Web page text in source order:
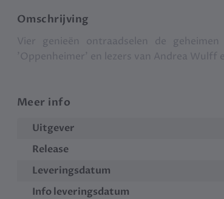
Omschrijving
Vier genieën ontraadselen de
'Oppenheimer' en lezers van Andrea Wulff
Meer info
Uitgever
Release
Leveringsdatum
Info leveringsdatum